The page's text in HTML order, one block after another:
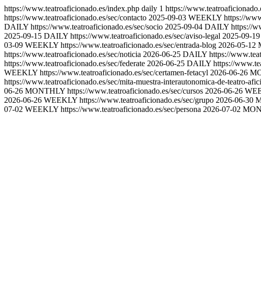
https://www.teatroaficionado.es/index.php daily 1 https://
https://www.teatroaficionado.es/sec/contacto 2025-09-03 WEEKLY https://
DAILY https://www.teatroaficionado.es/sec/socio 2025-09-04 DAILY https://
2025-09-15 DAILY https://www.teatroaficionado.es/sec/aviso-legal 2025-09-19
03-09 WEEKLY https://www.teatroaficionado.es/sec/entrada-blog 2026-05-12
https://www.teatroaficionado.es/sec/noticia 2026-06-25 DAILY https://
https://www.teatroaficionado.es/sec/federate 2026-06-25 DAILY https://
WEEKLY https://www.teatroaficionado.es/sec/certamen-fetacyl 2026-06-26
https://www.teatroaficionado.es/sec/mita-muestra-interautonomica-de-teatro-
06-26 MONTHLY https://www.teatroaficionado.es/sec/cursos 2026-06-26
2026-06-26 WEEKLY https://www.teatroaficionado.es/sec/grupo 2026-06-30
07-02 WEEKLY https://www.teatroaficionado.es/sec/persona 2026-07-02